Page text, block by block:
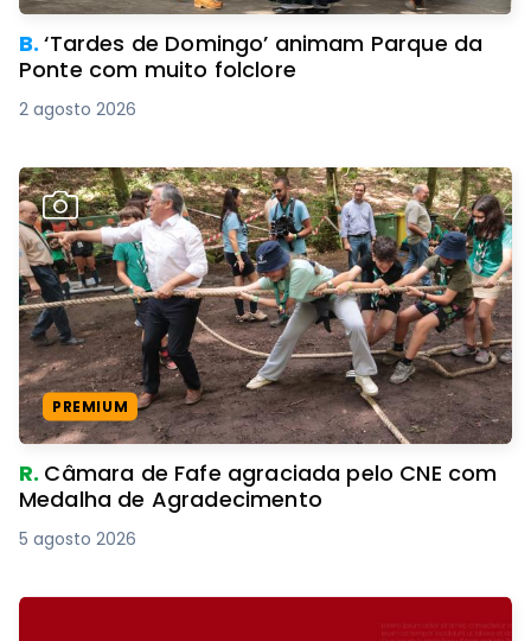
B.‘Tardes de Domingo’ animam Parque da
Ponte com muito folclore
2 agosto 2026
PREMIUM
R. Câmara de Fafe agraciada pelo CNE com
Medalha de Agradecimento
5 agosto 2026